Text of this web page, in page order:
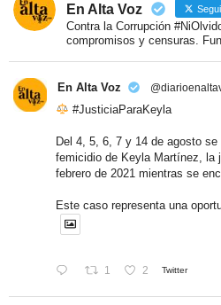
En Alta Voz
Contra la Corrupción
compromisos y censuras.
En Alta Voz
#JusticiaParaKeyla
Del 4, 5, 6, 7 y 14 de agosto se
femicidio de Keyla Martínez, la
febrero de 2021 mientras se
Este caso representa una
1 2 Twitter